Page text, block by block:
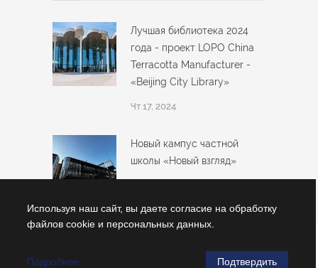
Лучшая библиотека 2024
года - проект LOPO China
Terracotta Manufacturer -
«Beijing City Library»
Чт 17, 2024
Новый кампус частной
школы «Новый взгляд»
ЗАО «Евростройсоюз»
Используя наш сайт, вы даете согласие на обработку
файлов cookie и персональных данных.
Подробнее Подтвердить